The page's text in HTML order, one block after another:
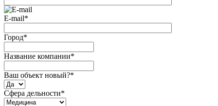
E-mail*
Город*
Название компании*
Ваш объект новый?*
Сфера дельности*